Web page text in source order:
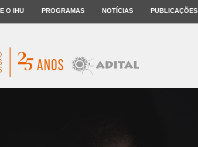
O IHU PROGRAMAS NOTÍCIAS PUBLICAÇÕES